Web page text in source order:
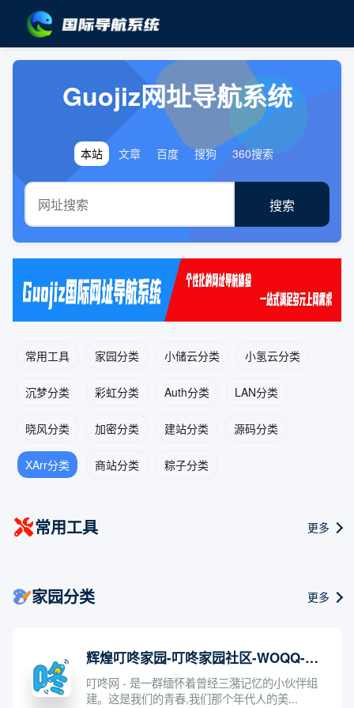
Guojiz网址导航系统
本站 文章 百度 搜狗 360搜索
搜索
常用工具 家园分类 小储云分类 小氢云分类
沉梦分类 彩虹分类 Auth分类 LAN分类
晓风分类 加密分类 建站分类 源码分类
XArr分类 商站分类 粽子分类
常用工具 更多
家园分类 更多
辉煌叮咚家园-叮咚家园社区-WOQQ-三猪家园中文最大的情感交流娱乐社区
叮咚网 - 是一群缅怀着曾经三潴记忆的小伙伴组
建。这是我们的青春,我们那个年代人的美...